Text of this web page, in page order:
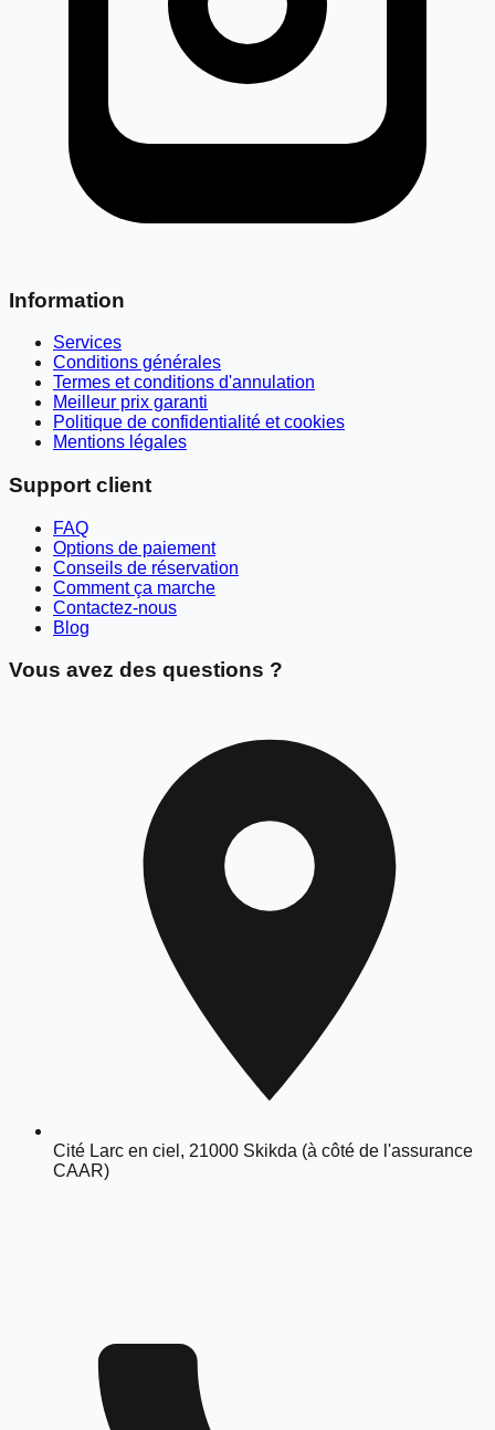
Information
Services
Conditions générales
Termes et conditions d'annulation
Meilleur prix garanti
Politique de confidentialité et cookies
Mentions légales
Support client
FAQ
Options de paiement
Conseils de réservation
Comment ça marche
Contactez-nous
Blog
Vous avez des questions ?
Cité Larc en ciel, 21000 Skikda (à côté de l'assurance
CAAR)